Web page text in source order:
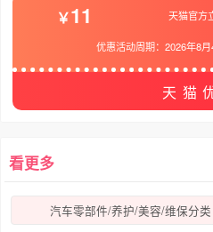
11 天猫官方
优惠活动周期：2026年8月
天猫
看更多
汽车零部件/养护/美容/维保分类